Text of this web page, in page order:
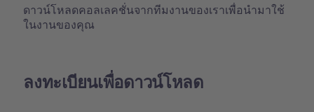
ดาวน์โหลดคอลเลคชั่นจากทีมงานของเราเพื่อนำมาใช้
ในงานของคุณ
ลงทะเบียนเพื่อดาวน์โหลด